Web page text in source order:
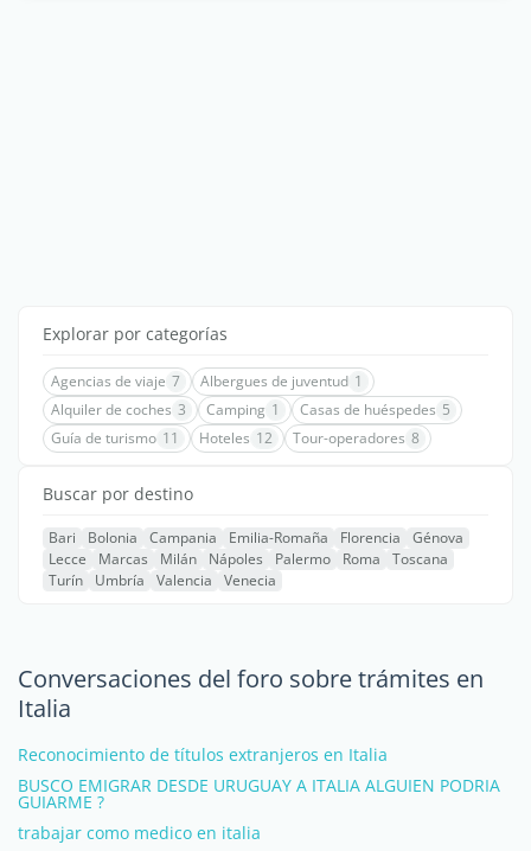
Explorar por categorías
Agencias de viaje 7 Albergues de juventud 1
Alquiler de coches 3 Camping 1 Casas de huéspedes 5
Guía de turismo 11 Hoteles 12 Tour-operadores 8
Buscar por destino
Bari Bolonia Campania Emilia-Romaña Florencia
Génova
Lecce
Marcas Milán Nápoles Palermo Roma
Toscana
Turín
Umbría Valencia Venecia
Conversaciones del foro sobre trámites en
Italia
Reconocimiento de títulos extranjeros en Italia
BUSCO EMIGRAR DESDE URUGUAY A ITALIA ALGUIEN PODRIA
GUIARME ?
trabajar como medico en italia